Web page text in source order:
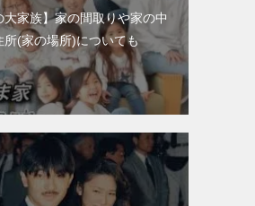
大家族】家の間取りや家の中
所(家の場所)についても